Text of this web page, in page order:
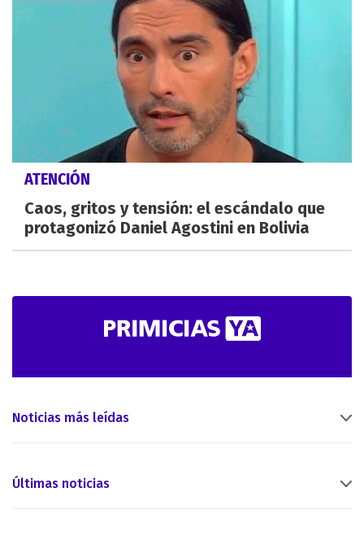
ATENCIÓN
Caos, gritos y tensión: el escándalo que
protagonizó Daniel Agostini en Bolivia
Noticias más leídas
Últimas noticias